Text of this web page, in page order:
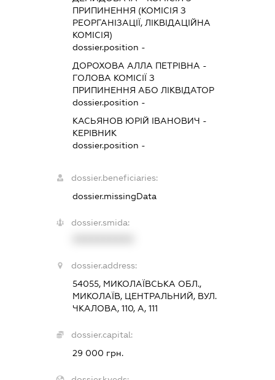
ПРИПИНЕННЯ (КОМІСІЯ З
РЕОРГАНІЗАЦІЇ, ЛІКВІДАЦІЙНА
КОМІСІЯ)
dossier.position -
ДОРОХОВА АЛЛА ПЕТРІВНА -
ГОЛОВА КОМІСІЇ З
ПРИПИНЕННЯ АБО ЛІКВІДАТОР
dossier.position -
КАСЬЯНОВ ЮРІЙ ІВАНОВИЧ -
КЕРІВНИК
dossier.position -
dossier.beneficiaries:
dossier.missingData
dossier.smida:
dossier.address:
54055, МИКОЛАЇВСЬКА ОБЛ.,
МИКОЛАЇВ, ЦЕНТРАЛЬНИЙ, ВУЛ.
ЧКАЛОВА, 110, А, 111
dossier.capital:
29 000 грн.